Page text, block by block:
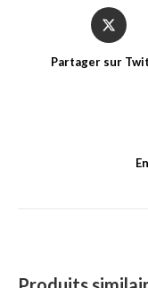
Opens
in
Partager sur